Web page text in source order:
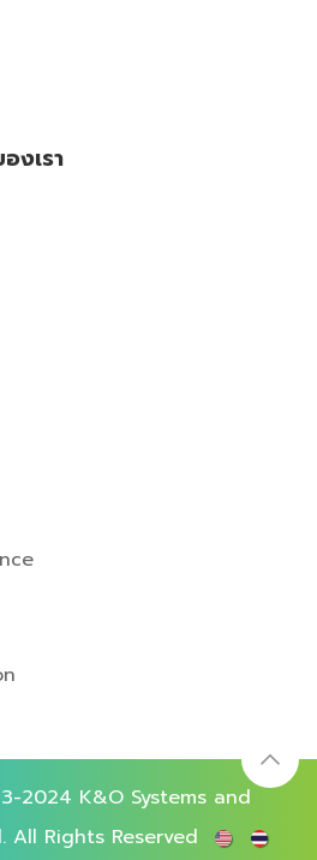
งเรา
2024 K&O Systems and
All Rights Reserved